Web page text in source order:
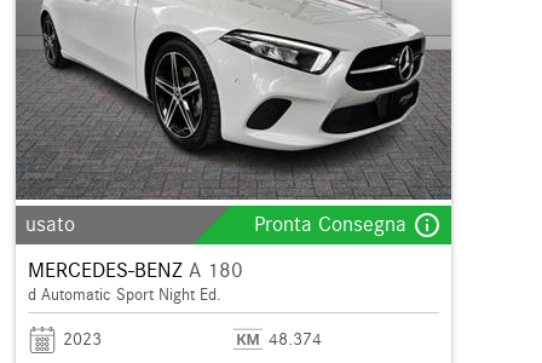
usato Pronta Consegna info_outline
MERCEDES-BENZ A 180
d Automatic Sport Night Ed.
2023
48.374